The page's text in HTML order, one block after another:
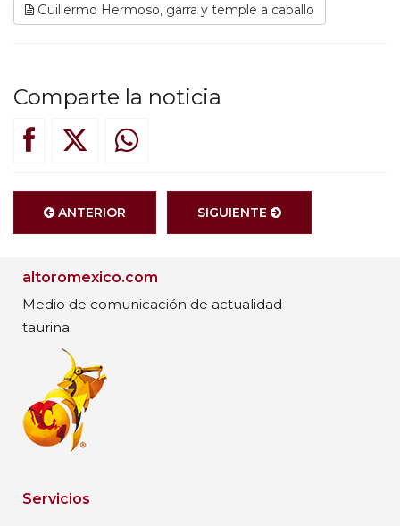
Guillermo Hermoso, garra y temple a caballo
Comparte la noticia
ANTERIOR SIGUIENTE
altoromexico.com
Medio de comunicación de actualidad
taurina
Servicios